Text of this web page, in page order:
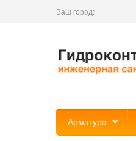
Ваш город:
Арматура